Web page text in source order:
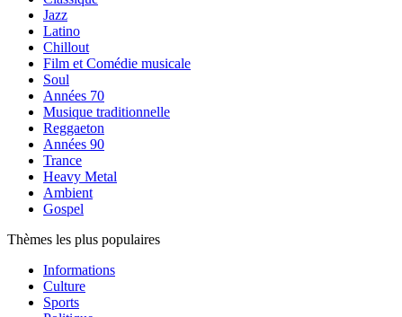
Jazz
Latino
Chillout
Film et Comédie musicale
Soul
Années 70
Musique traditionnelle
Reggaeton
Années 90
Trance
Heavy Metal
Ambient
Gospel
Thèmes les plus populaires
Informations
Culture
Sports